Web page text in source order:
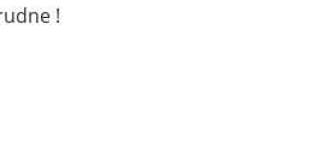
!